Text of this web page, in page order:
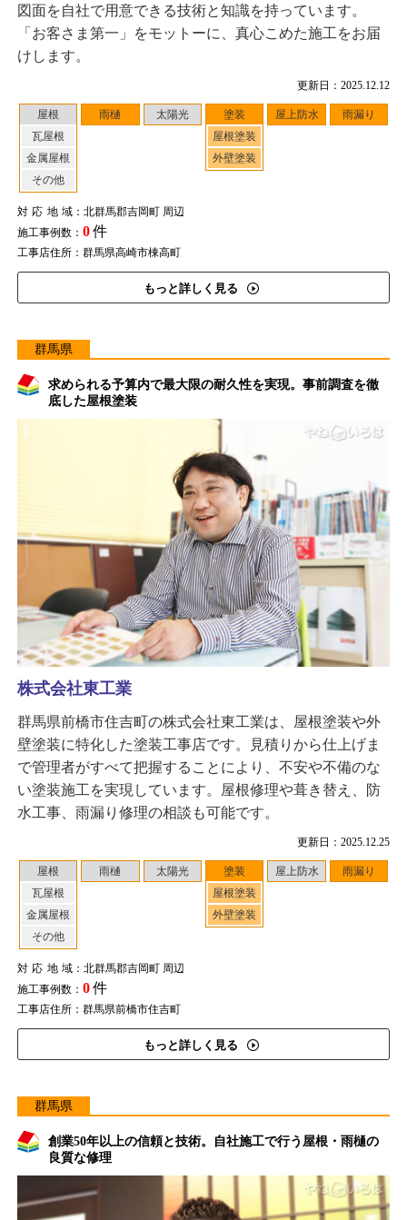
更新日：2025.12.12
屋根
瓦屋根
金属屋根
その他
雨樋 太陽光
塗装
屋根塗装
外壁塗装
屋上防水 雨漏り
対応地域：北群馬郡吉岡町 周辺
施工事例数： 0件
工事店住所：群馬県高崎市棟高町
もっと詳しく見る
図面を自社で用意できる技術と知識を持っています。
「お客さま第一」をモットーに、真心こめた施工をお届
けします。
群馬県
求められる予算内で最大限の耐久性を実現。事前調査を徹
底した屋根塗装
更新日：2025.12.25
屋根
瓦屋根
金属屋根
その他
雨樋 太陽光
塗装
屋根塗装
外壁塗装
屋上防水 雨漏り
対応地域：北群馬郡吉岡町 周辺
施工事例数： 0件
工事店住所：群馬県前橋市住吉町
もっと詳しく見る
株式会社東工業
群馬県前橋市住吉町の株式会社東工業は、屋根塗装や外
壁塗装に特化した塗装工事店です。見積りから仕上げま
で管理者がすべて把握することにより、不安や不備のな
い塗装施工を実現しています。屋根修理や葺き替え、防
水工事、雨漏り修理の相談も可能です。
群馬県
創業50年以上の信頼と技術。自社施工で行う屋根・雨樋の
良質な修理